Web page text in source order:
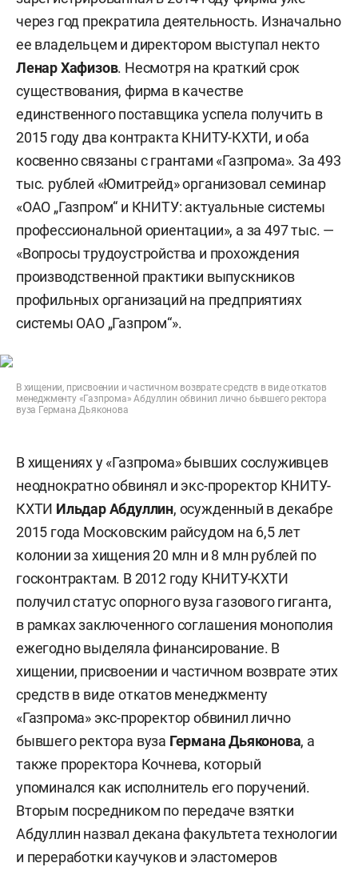
через год прекратила деятельность. Изначально
ее владельцем и директором выступал некто
Ленар Хафизов. Несмотря на краткий срок
существования, фирма в качестве
единственного поставщика успела получить в
2015 году два контракта КНИТУ-КХТИ, и оба
косвенно связаны с грантами «Газпрома». За 493
тыс. рублей «Юмитрейд» организовал семинар
«ОАО „Газпром“ и КНИТУ: актуальные системы
профессиональной ориентации», а за 497 тыс. —
«Вопросы трудоустройства и прохождения
производственной практики выпускников
профильных организаций на предприятиях
системы ОАО „Газпром“».
В хищении, присвоении и частичном возврате средств в виде откатов
менеджменту «Газпрома» Абдуллин обвинил лично бывшего ректора
вуза Германа Дьяконова
В хищениях у «Газпрома» бывших сослуживцев
неоднократно обвинял и экс-проректор КНИТУ-
КХТИ Ильдар Абдуллин, осужденный в декабре
2015 года Московским райсудом на 6,5 лет
колонии за хищения 20 млн и 8 млн рублей по
госконтрактам. В 2012 году КНИТУ-КХТИ
получил статус опорного вуза газового гиганта,
в рамках заключенного соглашения монополия
ежегодно выделяла финансирование. В
хищении, присвоении и частичном возврате этих
средств в виде откатов менеджменту
«Газпрома» экс-проректор обвинил лично
бывшего ректора вуза Германа Дьяконова, а
также проректора Кочнева, который
упоминался как исполнитель его поручений.
Вторым посредником по передаче взятки
Абдуллин назвал декана факультета технологии
и переработки каучуков и эластомеров